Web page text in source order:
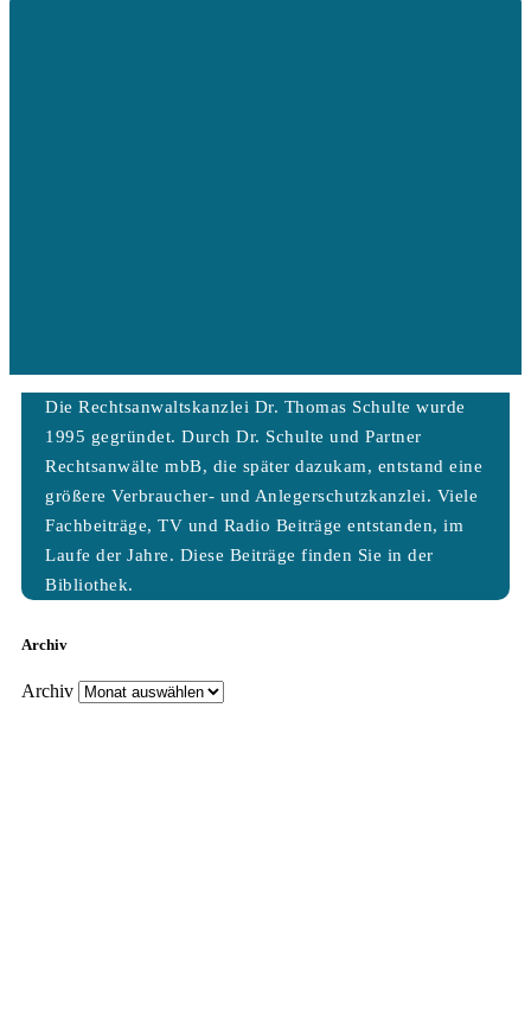
Die Rechtsanwaltskanzlei Dr. Thomas Schulte wurde
1995 gegründet. Durch Dr. Schulte und Partner
Rechtsanwälte mbB, die später dazukam, entstand eine
größere Verbraucher- und Anlegerschutzkanzlei. Viele
Fachbeiträge, TV und Radio Beiträge entstanden, im
Laufe der Jahre. Diese Beiträge finden Sie in der
Bibliothek.
Archiv
Archiv